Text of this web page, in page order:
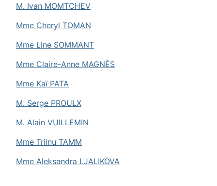
M. Ivan MOMTCHEV
Mme Cheryl TOMAN
Mme Line SOMMANT
Mme Claire-Anne MAGNÈS
Mme Kaï PATA
M. Serge PROULX
M. Alain VUILLEMIN
Mme Triinu TAMM
Mme Aleksandra LJALIKOVA